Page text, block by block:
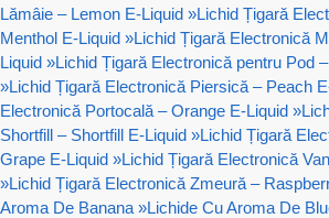
Lămâie – Lemon E-Liquid »Lichid Țigară
Menthol E-Liquid »Lichid Țigară Electronică
Liquid »Lichid Țigară Electronică pentru Pod
»Lichid Țigară Electronică Piersică – Peach
Electronică Portocală – Orange E-Liquid »
Shortfill – Shortfill E-Liquid »Lichid Țigară
Grape E-Liquid »Lichid Țigară Electronică
»Lichid Țigară Electronică Zmeură –
Aroma De Banana »Lichide Cu Aroma De